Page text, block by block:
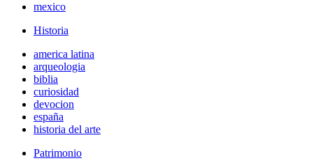
mexico
Historia
america latina
arqueologia
biblia
curiosidad
devocion
españa
historia del arte
Patrimonio